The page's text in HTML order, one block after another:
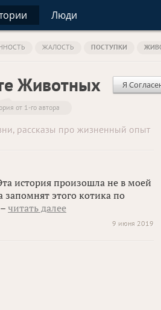
Люди
ЖАЛОСТЬ ПОСТУПКИ
Животных Я
от 1-го автора
рассказы про жизненный опыт
история произошла не в моей
этого котика по
читать далее
9 июня 2019